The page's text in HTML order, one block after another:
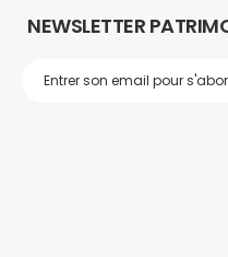
NEWSLETTER